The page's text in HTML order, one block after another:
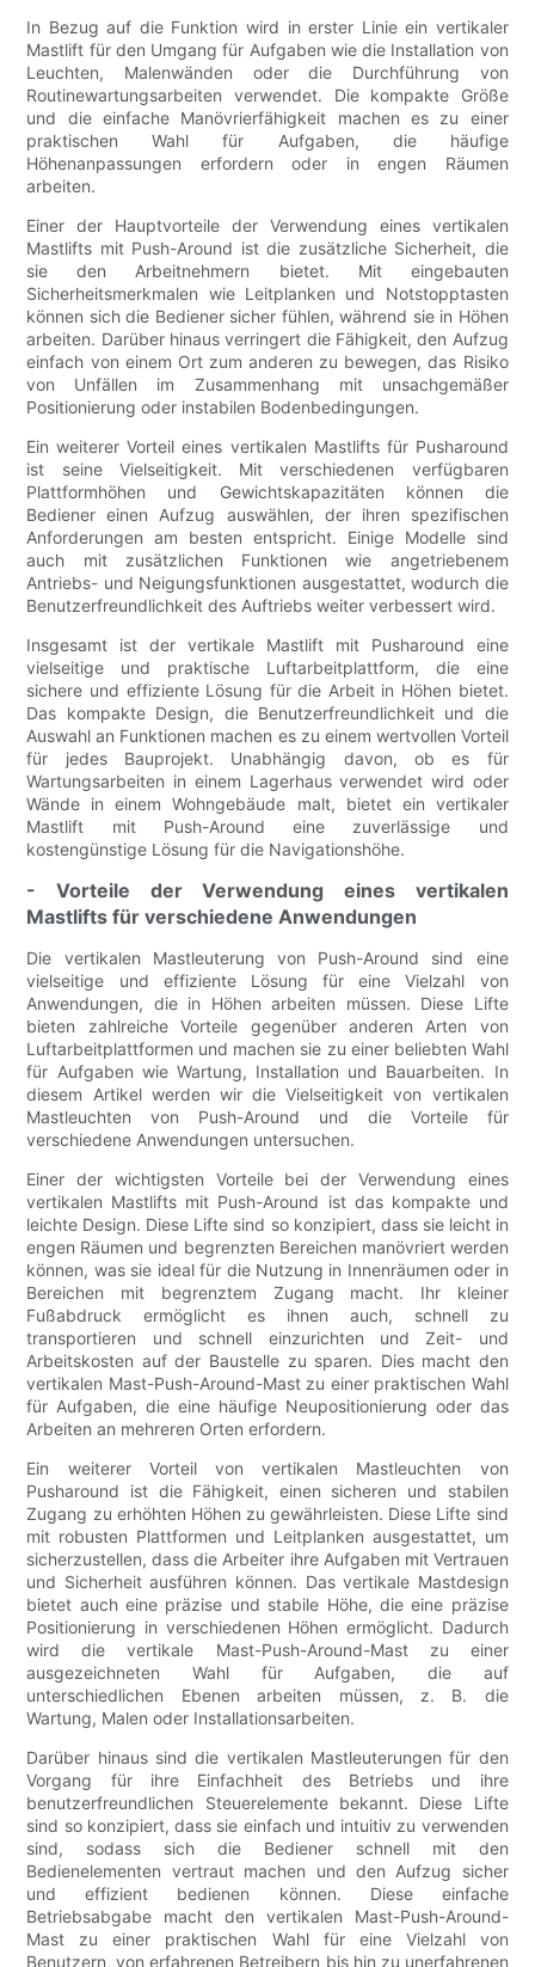
In Bezug auf die Funktion wird in erster Linie ein vertikaler
Mastlift für den Umgang für Aufgaben wie die Installation von
Leuchten, Malenwänden oder die Durchführung von
Routinewartungsarbeiten verwendet. Die kompakte Größe
und die einfache Manövrierfähigkeit machen es zu einer
praktischen Wahl für Aufgaben, die häufige
Höhenanpassungen erfordern oder in engen Räumen
arbeiten.
Einer der Hauptvorteile der Verwendung eines vertikalen
Mastlifts mit Push-Around ist die zusätzliche Sicherheit, die
sie den Arbeitnehmern bietet. Mit eingebauten
Sicherheitsmerkmalen wie Leitplanken und Notstopptasten
können sich die Bediener sicher fühlen, während sie in Höhen
arbeiten. Darüber hinaus verringert die Fähigkeit, den Aufzug
einfach von einem Ort zum anderen zu bewegen, das Risiko
von Unfällen im Zusammenhang mit unsachgemäßer
Positionierung oder instabilen Bodenbedingungen.
Ein weiterer Vorteil eines vertikalen Mastlifts für Pusharound
ist seine Vielseitigkeit. Mit verschiedenen verfügbaren
Plattformhöhen und Gewichtskapazitäten können die
Bediener einen Aufzug auswählen, der ihren spezifischen
Anforderungen am besten entspricht. Einige Modelle sind
auch mit zusätzlichen Funktionen wie angetriebenem
Antriebs- und Neigungsfunktionen ausgestattet, wodurch die
Benutzerfreundlichkeit des Auftriebs weiter verbessert wird.
Insgesamt ist der vertikale Mastlift mit Pusharound eine
vielseitige und praktische Luftarbeitplattform, die eine
sichere und effiziente Lösung für die Arbeit in Höhen bietet.
Das kompakte Design, die Benutzerfreundlichkeit und die
Auswahl an Funktionen machen es zu einem wertvollen Vorteil
für jedes Bauprojekt. Unabhängig davon, ob es für
Wartungsarbeiten in einem Lagerhaus verwendet wird oder
Wände in einem Wohngebäude malt, bietet ein vertikaler
Mastlift mit Push-Around eine zuverlässige und
kostengünstige Lösung für die Navigationshöhe.
- Vorteile der Verwendung eines vertikalen
Mastlifts für verschiedene Anwendungen
Die vertikalen Mastleuterung von Push-Around sind eine
vielseitige und effiziente Lösung für eine Vielzahl von
Anwendungen, die in Höhen arbeiten müssen. Diese Lifte
bieten zahlreiche Vorteile gegenüber anderen Arten von
Luftarbeitplattformen und machen sie zu einer beliebten Wahl
für Aufgaben wie Wartung, Installation und Bauarbeiten. In
diesem Artikel werden wir die Vielseitigkeit von vertikalen
Mastleuchten von Push-Around und die Vorteile für
verschiedene Anwendungen untersuchen.
Einer der wichtigsten Vorteile bei der Verwendung eines
vertikalen Mastlifts mit Push-Around ist das kompakte und
leichte Design. Diese Lifte sind so konzipiert, dass sie leicht in
engen Räumen und begrenzten Bereichen manövriert werden
können, was sie ideal für die Nutzung in Innenräumen oder in
Bereichen mit begrenztem Zugang macht. Ihr kleiner
Fußabdruck ermöglicht es ihnen auch, schnell zu
transportieren und schnell einzurichten und Zeit- und
Arbeitskosten auf der Baustelle zu sparen. Dies macht den
vertikalen Mast-Push-Around-Mast zu einer praktischen Wahl
für Aufgaben, die eine häufige Neupositionierung oder das
Arbeiten an mehreren Orten erfordern.
Ein weiterer Vorteil von vertikalen Mastleuchten von
Pusharound ist die Fähigkeit, einen sicheren und stabilen
Zugang zu erhöhten Höhen zu gewährleisten. Diese Lifte sind
mit robusten Plattformen und Leitplanken ausgestattet, um
sicherzustellen, dass die Arbeiter ihre Aufgaben mit Vertrauen
und Sicherheit ausführen können. Das vertikale Mastdesign
bietet auch eine präzise und stabile Höhe, die eine präzise
Positionierung in verschiedenen Höhen ermöglicht. Dadurch
wird die vertikale Mast-Push-Around-Mast zu einer
ausgezeichneten Wahl für Aufgaben, die auf
unterschiedlichen Ebenen arbeiten müssen, z. B. die
Wartung, Malen oder Installationsarbeiten.
Darüber hinaus sind die vertikalen Mastleuterungen für den
Vorgang für ihre Einfachheit des Betriebs und ihre
benutzerfreundlichen Steuerelemente bekannt. Diese Lifte
sind so konzipiert, dass sie einfach und intuitiv zu verwenden
sind, sodass sich die Bediener schnell mit den
Bedienelementen vertraut machen und den Aufzug sicher
und effizient bedienen können. Diese einfache
Betriebsabgabe macht den vertikalen Mast-Push-Around-
Mast zu einer praktischen Wahl für eine Vielzahl von
Benutzern, von erfahrenen Betreibern bis hin zu unerfahrenen